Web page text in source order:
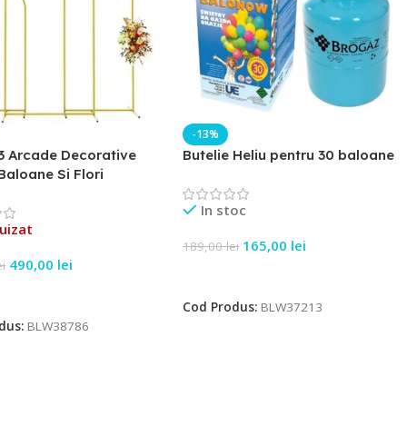
Arcade Decorative
Si Flori
490,00 lei
BLW38786
-13%
Butelie Heliu pentru 30 baloane
In stoc
189,00lei 165,00 lei
Cod Produs: BLW37213